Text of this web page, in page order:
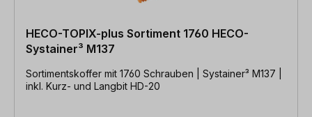
HECO-TOPIX-plus Sortiment 1760 HECO-
Systainer³ M137
Sortimentskoffer mit 1760 Schrauben | Systainer³ M137 |
inkl. Kurz- und Langbit HD-20